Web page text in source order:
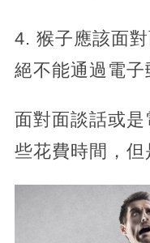
4. 猴子應該面
絕不能通過電子
面對面談話或
些花費時間，但